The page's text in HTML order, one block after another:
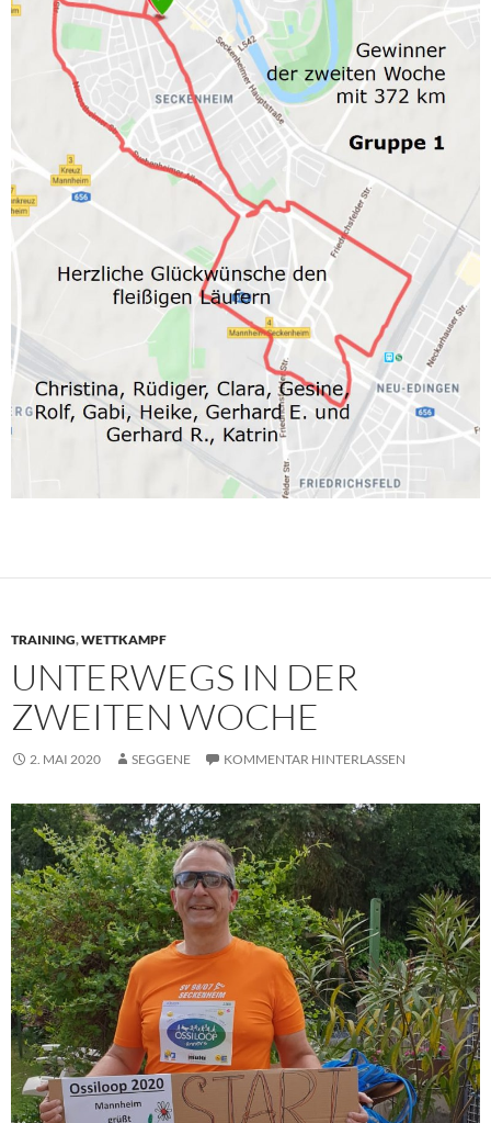
TRAINING,WETTKAMPF
UNTERWEGS IN DER
ZWEITEN WOCHE
2. MAI 2020 SEGGENE KOMMENTAR HINTERLASSEN